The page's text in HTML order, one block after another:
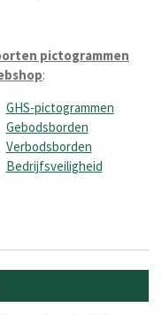
pictogrammen
:
GHS-pictogrammen
Gebodsborden
Verbodsborden
Bedrijfsveiligheid